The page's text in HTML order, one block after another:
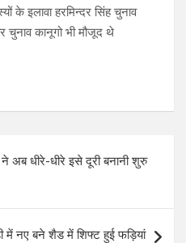
के इलावा हरमिन्दर सिंह चुनाव
चुनाव कानूगो भी मौजूद थे
अब धीरे-धीरे इसे दूरी बनानी शुरु
में नए बने शैड में शिफ्ट हुई फड़ियां